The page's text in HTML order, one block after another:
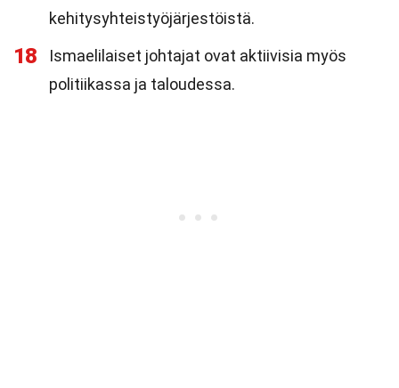
kehitysyhteistyöjärjestöistä.
18
Ismaelilaiset johtajat ovat aktiivisia myös
politiikassa ja taloudessa.